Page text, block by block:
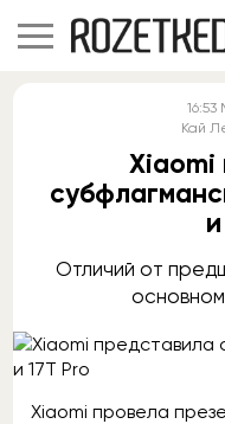
16:53
Кай
Xiaomi
Отличий от
Xiaomi провела